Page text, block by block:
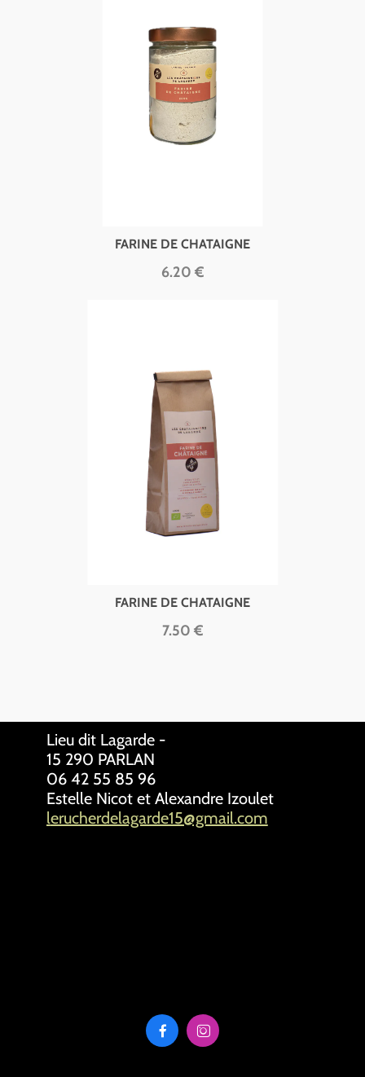
FARINE DE CHATAIGNE
6.20 €
FARINE DE CHATAIGNE
7.50 €
Lieu dit Lagarde -
15 290 PARLAN
06 42 55 85 96
Estelle Nicot et Alexandre Izoulet
lerucherdelagarde15@gmail.com
 